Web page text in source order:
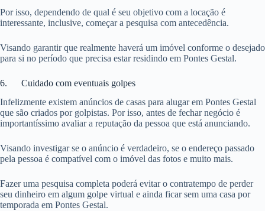
Por isso, dependendo de qual é seu objetivo com a locação é
interessante, inclusive, começar a pesquisa com antecedência.
Visando garantir que realmente haverá um imóvel conforme o desejado
para si no período que precisa estar residindo em Pontes Gestal.
6. Cuidado com eventuais golpes
Infelizmente existem anúncios de casas para alugar em Pontes Gestal
que são criados por golpistas. Por isso, antes de fechar negócio é
importantíssimo avaliar a reputação da pessoa que está anunciando.
Visando investigar se o anúncio é verdadeiro, se o endereço passado
pela pessoa é compatível com o imóvel das fotos e muito mais.
Fazer uma pesquisa completa poderá evitar o contratempo de perder
seu dinheiro em algum golpe virtual e ainda ficar sem uma casa por
temporada em Pontes Gestal.